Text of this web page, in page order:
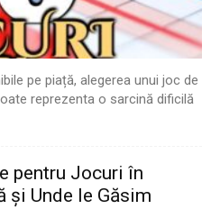
pe piață, alegerea unui joc de
reprezenta o sarcină dificilă
pentru Jocuri în
și Unde le Găsim